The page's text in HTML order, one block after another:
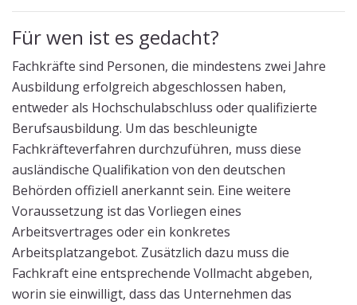
Für wen ist es gedacht?
Fachkräfte sind Personen, die mindestens zwei Jahre
Ausbildung erfolgreich abgeschlossen haben,
entweder als Hochschulabschluss oder qualifizierte
Berufsausbildung. Um das beschleunigte
Fachkräfteverfahren durchzuführen, muss diese
ausländische Qualifikation von den deutschen
Behörden offiziell anerkannt sein. Eine weitere
Voraussetzung ist das Vorliegen eines
Arbeitsvertrages oder ein konkretes
Arbeitsplatzangebot. Zusätzlich dazu muss die
Fachkraft eine entsprechende Vollmacht abgeben,
worin sie einwilligt, dass das Unternehmen das